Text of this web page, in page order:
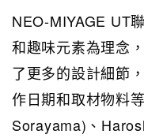
NEO-MIYAGE UT
和趣味元素為理念
了更多的設計細節
作日期和取材物料
Sorayama)、